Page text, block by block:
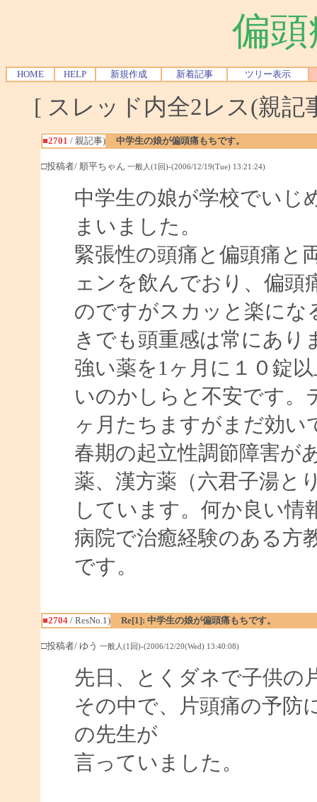
偏
HOME HELP 新規作成 新着記事 ツリー表示
[ スレッド内全2レス(親
■2701 / 親記事) 中学生の娘が偏頭痛もちです。
□投稿者/ 順平ちゃん 一般人(1回)-(2006/12/19(Tue) 13:21:24)
中学生の娘が学校でいじ
まいました。
緊張性の頭痛と偏頭痛と
ェンを飲んでおり、偏
のですがスカッと楽にな
きでも頭重感は常にあり
強い薬を1ヶ月に１０錠
いのかしらと不安です。
ヶ月たちますがまだ効い
春期の起立性調節障害が
薬、漢方薬（六君子湯と
しています。何か良い情
病院で治癒経験のある方
です。
■2704/ ResNo.1) Re[1]: 中学生の娘が偏頭痛もちです。
□投稿者/ ゆう 一般人(1回)-(2006/12/20(Wed) 13:40:08)
先日、とくダネで子供の
その中で、片頭痛の予防
の先生が
言っていました。